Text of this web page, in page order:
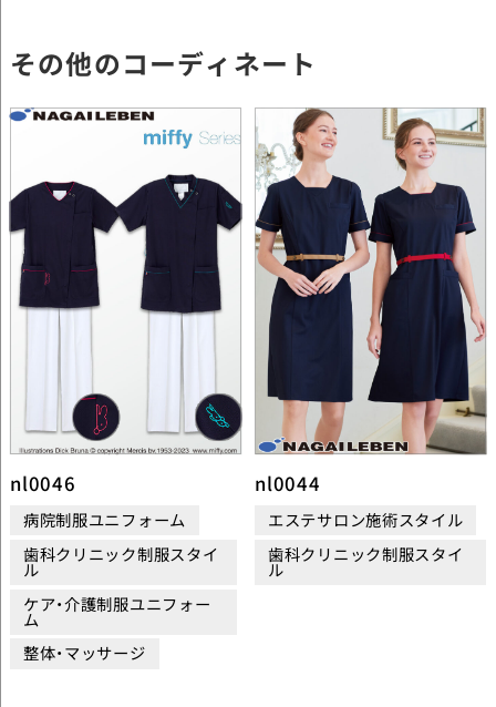
その他のコーディネート
nl0046
病院制服ユニフォーム
歯科クリニック制服スタイ
ル
ケア・介護制服ユニフォー
ム
整体・マッサージ
nl0044
エステサロン施術スタイル
歯科クリニック制服スタイ
ル